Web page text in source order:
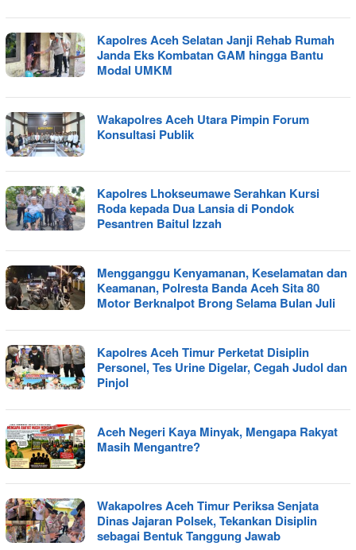
Kapolres Aceh Selatan Janji Rehab Rumah
Janda Eks Kombatan GAM hingga Bantu
Modal UMKM
Wakapolres Aceh Utara Pimpin Forum
Konsultasi Publik
Kapolres Lhokseumawe Serahkan Kursi
Roda kepada Dua Lansia di Pondok
Pesantren Baitul Izzah
Mengganggu Kenyamanan, Keselamatan dan
Keamanan, Polresta Banda Aceh Sita 80
Motor Berknalpot Brong Selama Bulan Juli
Kapolres Aceh Timur Perketat Disiplin
Personel, Tes Urine Digelar, Cegah Judol dan
Pinjol
Aceh Negeri Kaya Minyak, Mengapa Rakyat
Masih Mengantre?
Wakapolres Aceh Timur Periksa Senjata
Dinas Jajaran Polsek, Tekankan Disiplin
sebagai Bentuk Tanggung Jawab